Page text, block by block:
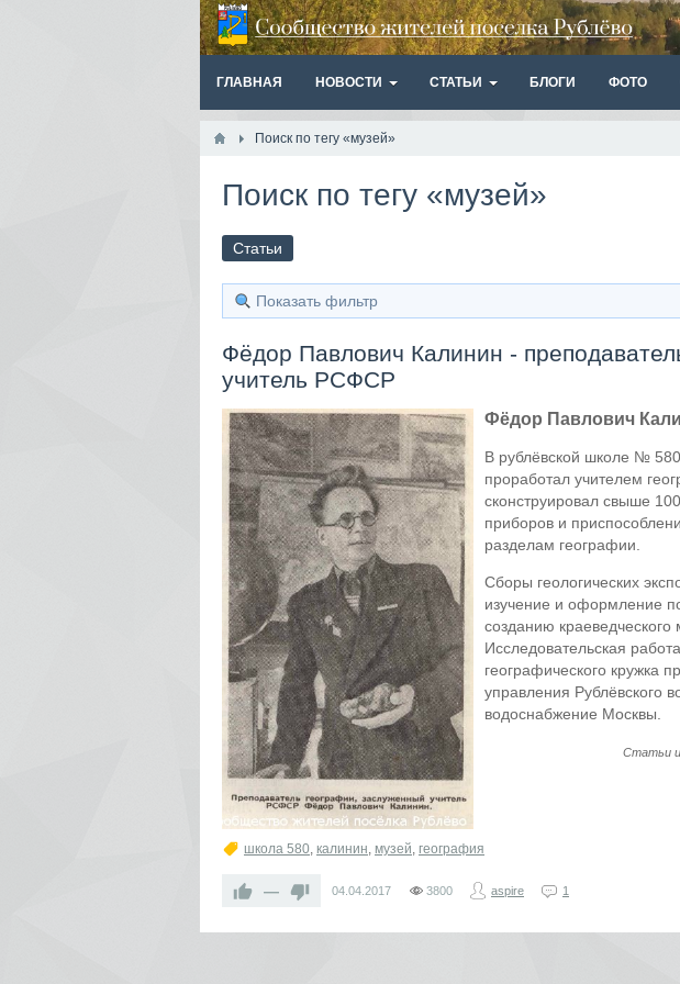
ГЛАВНАЯ НОВОСТИ СТАТЬИ БЛОГИ ФОТО
Поиск по тегу «музей»
Поиск по тегу «музей»
Статьи
Показать фильтр
Фёдор Павлович Калинин -
учитель РСФСР
Фёдор Павлович
В рублёвской школе №
проработал учителем
сконструировал свыше
приборов и
разделам географии.
Сборы геологических
изучение и оформление
созданию краеведческого
Исследовательская
географического кружка
управления Рублёвского
водоснабжение Москвы.
Статьи
школа 580, калинин, музей, география
— 04.04.2017 3800 aspire 1